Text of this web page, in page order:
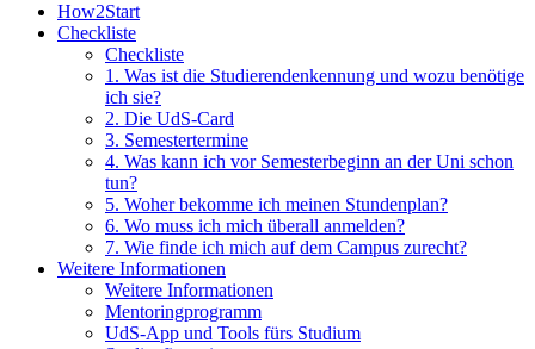
How2Start
Checkliste
Checkliste
1. Was ist die Studierendenkennung und wozu benötige
ich sie?
2. Die UdS-Card
3. Semestertermine
4. Was kann ich vor Semesterbeginn an der Uni schon
tun?
5. Woher bekomme ich meinen Stundenplan?
6. Wo muss ich mich überall anmelden?
7. Wie finde ich mich auf dem Campus zurecht?
Weitere Informationen
Weitere Informationen
Mentoringprogramm
UdS-App und Tools fürs Studium